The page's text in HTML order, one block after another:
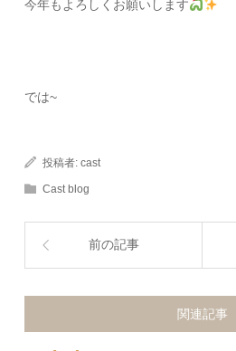
今年もよろしくお願いします
では~
投稿者:cast
Cast blog
前の記事
関連記事